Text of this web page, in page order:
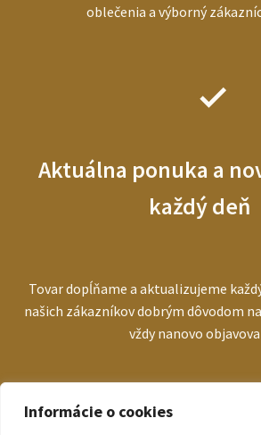
Informácie o cookies
oblečenia a výborný
Aktuálna ponuka a
každý deň
Tovar dopĺňame a aktualizujeme
našich zákazníkov dobrým dôvodom
vždy nanovo